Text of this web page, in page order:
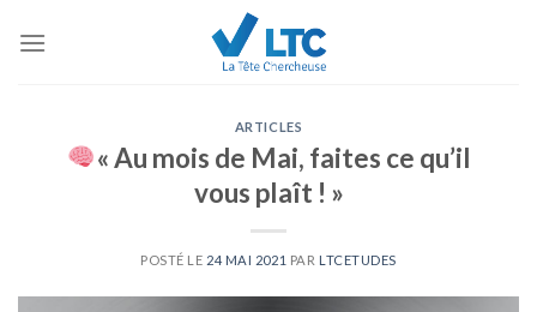
ARTICLES
« Au mois de Mai, faites ce qu’il
vous plaît ! »
POSTÉ LE 24 MAI 2021 PAR LTCETUDES